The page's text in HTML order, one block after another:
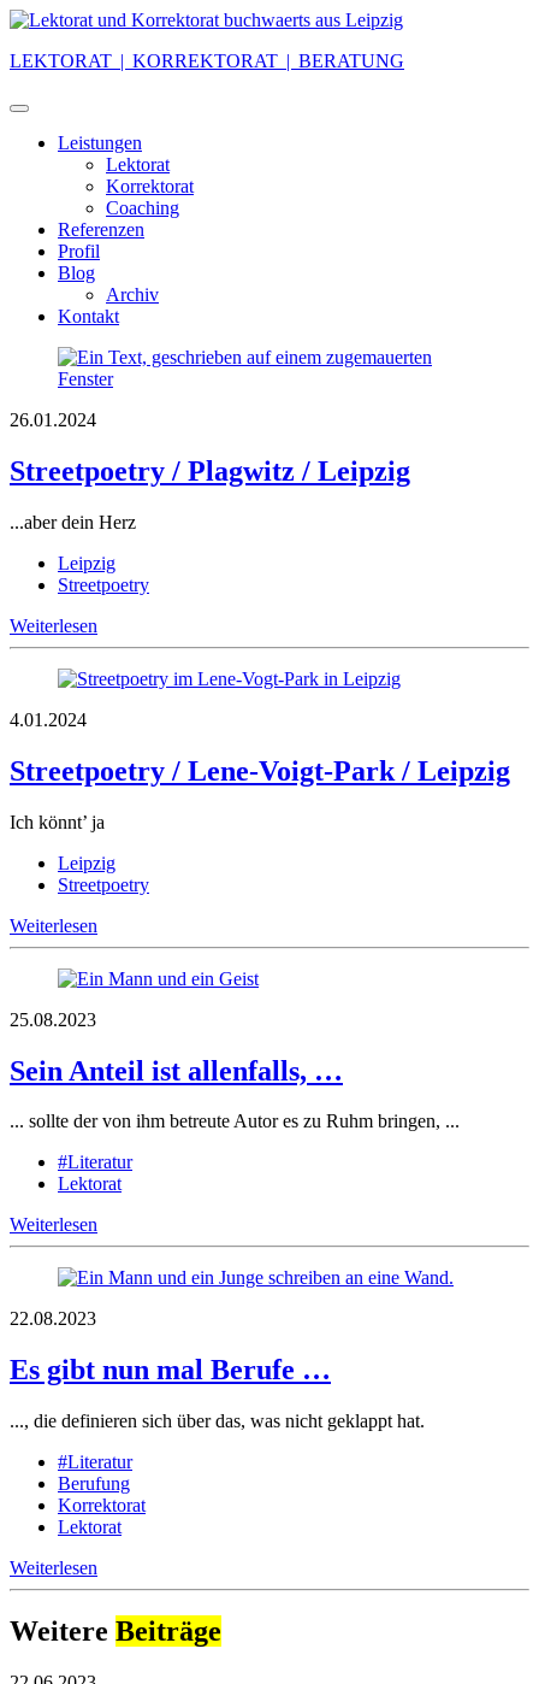
Skip
content
LEKTORAT | KORREKTORAT | BERATUNG
Leistungen
Lektorat
Korrektorat
Coaching
Referenzen
Profil
Blog
Archiv
Kontakt
26.01.2024
Streetpoetry / Plagwitz / Leipzig
...aber dein Herz
Leipzig
Streetpoetry
Weiterlesen
4.01.2024
Streetpoetry / Lene-Voigt-Park / Leipzig
Ich könnt’ ja
Leipzig
Streetpoetry
Weiterlesen
25.08.2023
Sein Anteil ist allenfalls, …
... sollte der von ihm betreute Autor es zu Ruhm bringen, ...
#Literatur
Lektorat
Weiterlesen
22.08.2023
Es gibt nun mal Berufe …
..., die definieren sich über das, was nicht geklappt hat.
#Literatur
Berufung
Korrektorat
Lektorat
Weiterlesen
Weitere Beiträge